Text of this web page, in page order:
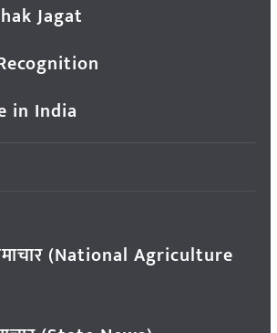
Jagat
in India
समाचार (National Agriculture